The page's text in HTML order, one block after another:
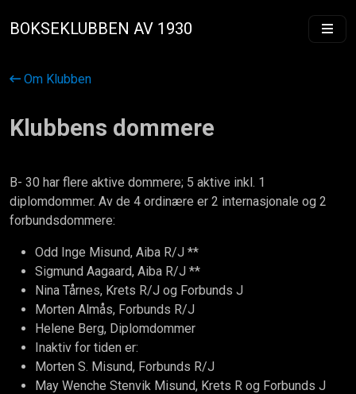
BOKSEKLUBBEN AV 1930
Om Klubben
Klubbens dommere
B- 30 har flere aktive dommere; 5 aktive inkl. 1
diplomdommer. Av de 4 ordinære er 2 internasjonale og 2
forbundsdommere:
Odd Inge Misund, Aiba R/J **
Sigmund Aagaard, Aiba R/J **
Nina Tårnes, Krets R/J og Forbunds J
Morten Almås, Forbunds R/J
Helene Berg, Diplomdommer
Inaktiv for tiden er:
Morten S. Misund, Forbunds R/J
May Wenche Stenvik Misund, Krets R og Forbunds J